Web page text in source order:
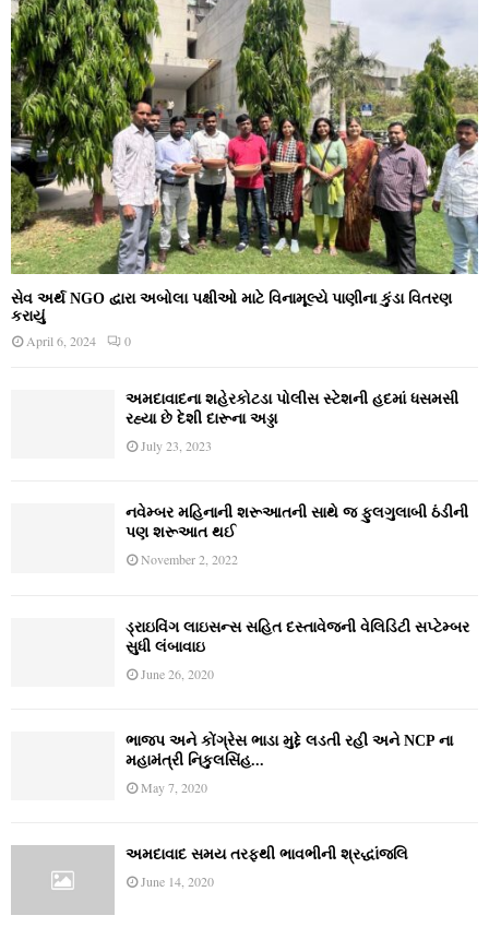
સેવ અર્થ NGO દ્વારા અબોલા પક્ષીઓ માટે વિનામૂલ્યે પાણીના કુંડા વિતરણ
કરાયું
April 6, 2024 0
અમદાવાદના શહેરકોટડા પોલીસ સ્ટેશની હદમાં ધસમસી
રહ્યા છે દેશી દારૂના અડ્ડા
July 23, 2023
નવેમ્‍બર મહિનાની શરૂઆતની સાથે જ ફુલગુલાબી ઠંડીની
પણ શરૂઆત થઈ
November 2, 2022
ડ્રાઇવિંગ લાઇસન્સ સહિત દસ્તાવેજની વેલિડિટી સપ્ટેમ્બર
સુધી લંબાવાઇ
June 26, 2020
ભાજપ અને કોંગ્રેસ ભાડા મુદ્દે લડતી રહી અને NCP ના
મહામંત્રી નિકુલસિંહ...
May 7, 2020
અમદાવાદ સમય તરફથી ભાવભીની શ્રદ્ધાંજલિ
June 14, 2020